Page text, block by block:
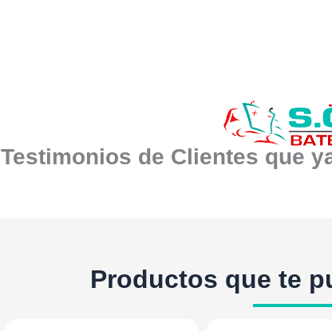
Testimonios de Clientes que
Productos que te